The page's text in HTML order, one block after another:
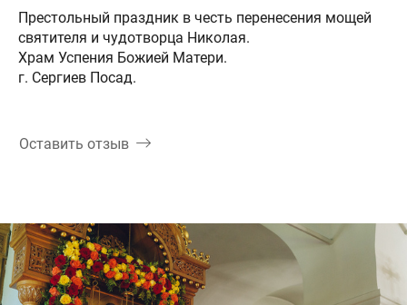
Престольный праздник в честь перенесения мощей
святителя и чудотворца Николая.
Храм Успения Божией Матери.
г. Сергиев Посад.
Оставить отзыв